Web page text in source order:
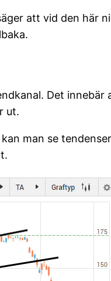
att vid den här
Det
ut.
man se